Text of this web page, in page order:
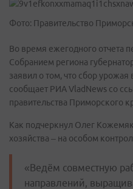
Фото: Правительство
Во время ежегодного отчета
Собранием региона
заявил о том, что сбор урожая
сообщает РИА VladNews со
правительства Приморского
Как подчеркнул Олег
хозяйства – на особом
«Ведём совместную
направлений,